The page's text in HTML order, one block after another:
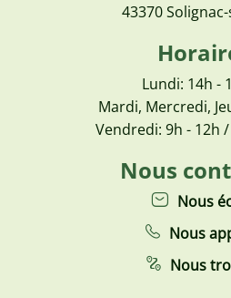
43370
Lundi: 14h -
Mardi, Mercredi,
Vendredi: 9h - 12h
Nous
Nous
Nous
Nous